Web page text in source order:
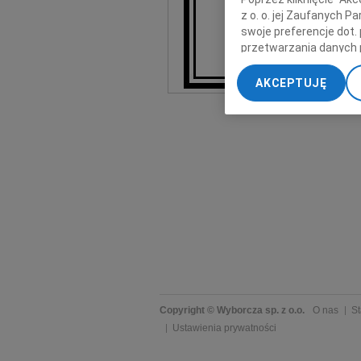
Copyright © Wyborcza sp. z o.o. O nas
Ustawienia prywatności
z o. o. jej Zaufanych
swoje preferencje dot.
przetwarzania danych
„Ustawienia
My, nasi Zaufani
dokładnych danych
Przechowywanie
AKCEPTUJĘ